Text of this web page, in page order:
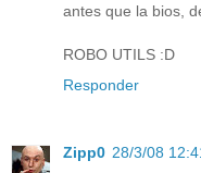
antes que la bios,
ROBO UTILS :D
Responder
Zipp0 28/3/08